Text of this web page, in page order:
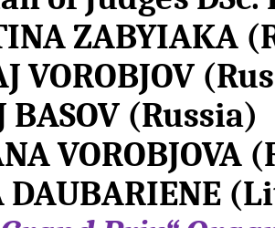
ZABYIAKA
VOROBJOV
BASOV (Russia)
VOROBJOVA
DAUBARIENE